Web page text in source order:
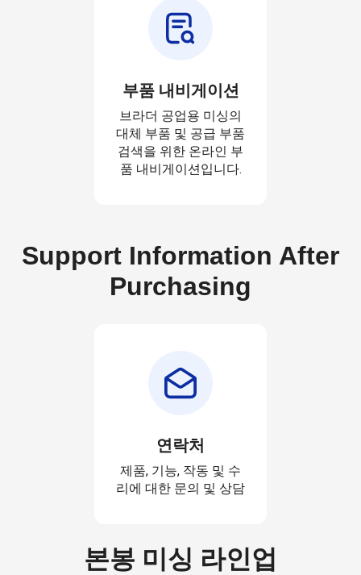
부품 내비게이션
브라더 공업용 미싱의
대체 부품 및 공급 부품
검색을 위한 온라인 부
품 내비게이션입니다.
Support Information After
Purchasing
연락처
제품, 기능, 작동 및 수
리에 대한 문의 및 상담
본봉 미싱 라인업